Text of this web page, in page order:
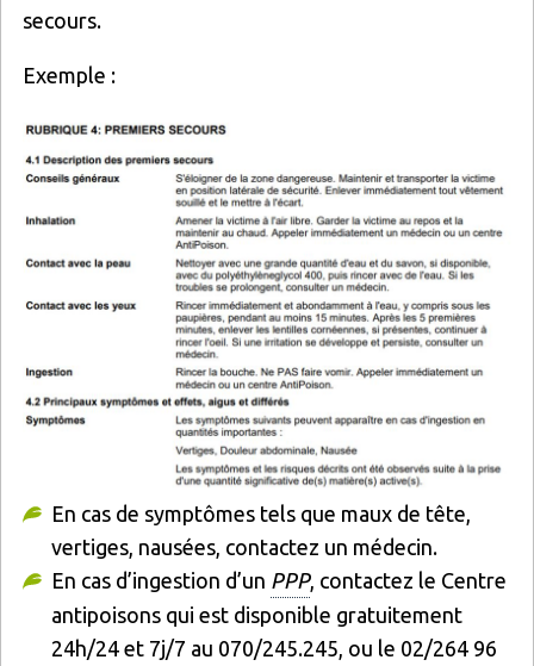
secours.
Exemple :
En cas de symptômes tels que maux de tête,
vertiges, nausées, contactez un médecin.
En cas d’ingestion d’un PPP, contactez le Centre
antipoisons qui est disponible gratuitement
24h/24 et 7j/7 au 070/245.245, ou le 02/264 96